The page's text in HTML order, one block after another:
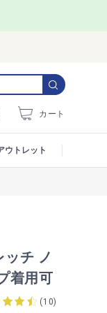
カート
ウトレット
チ ノ
着用可
(10)